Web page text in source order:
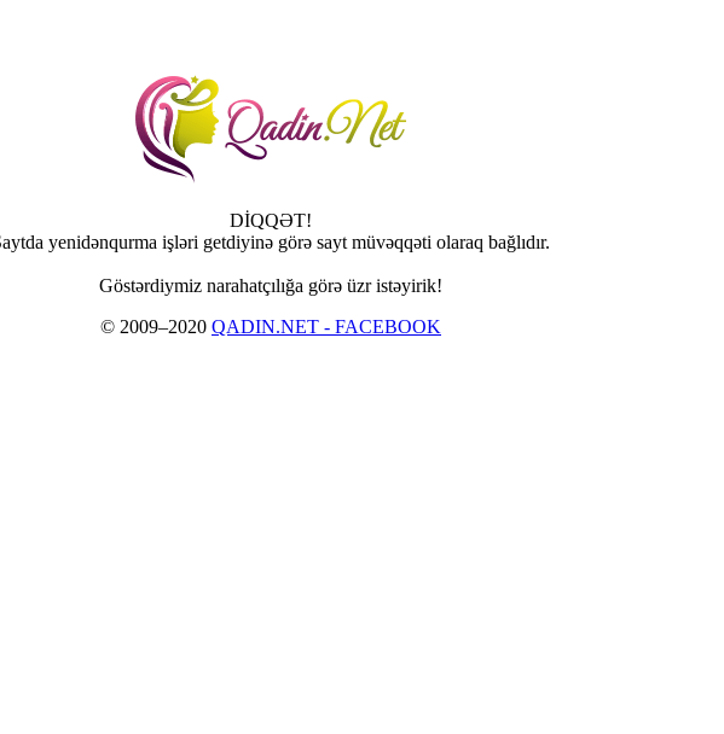
DİQQƏT!
yenidənqurma işləri getdiyinə görə sayt müvəqqəti olaraq bağlıdır.
Göstərdiymiz narahatçılığa görə üzr istəyirik!
© 2009–2020 QADIN.NET - FACEBOOK